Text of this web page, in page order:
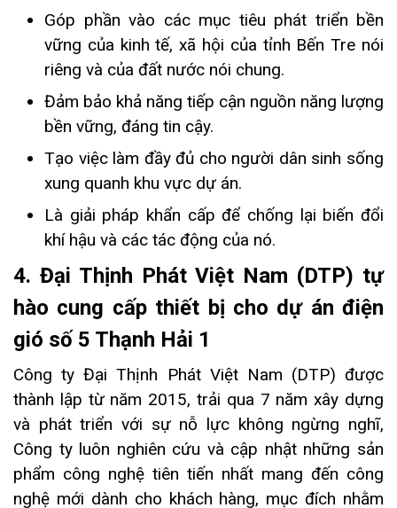
Góp phần vào các mục tiêu phát triển bền
vững của kinh tế, xã hội của tỉnh Bến Tre nói
riêng và của đất nước nói chung.
Đảm bảo khả năng tiếp cận nguồn năng lượng
bền vững, đáng tin cậy.
Tạo việc làm đầy đủ cho người dân sinh sống
xung quanh khu vực dự án.
Là giải pháp khẩn cấp để chống lại biến đổi
khí hậu và các tác động của nó.
4. Đại Thịnh Phát Việt Nam (DTP) tự
hào cung cấp thiết bị cho dự án điện
gió số 5 Thạnh Hải 1
Công ty Đại Thịnh Phát Việt Nam (DTP) được
thành lập từ năm 2015, trải qua 7 năm xây dựng
và phát triển với sự nỗ lực không ngừng nghĩ,
Công ty luôn nghiên cứu và cập nhật những sản
phẩm công nghệ tiên tiến nhất mang đến công
nghệ mới dành cho khách hàng, mục đích nhằm